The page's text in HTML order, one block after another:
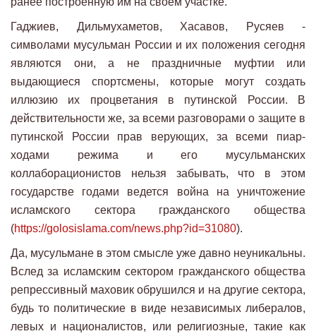
Гаджиев, Дильмухаметов, Хасавов, Русяев -
символами мусульман России и их положения сегодня
являются они, а не праздничные муфтии или
выдающиеся спортсмены, которые могут создать
иллюзию их процветания в путинской России. В
действительности же, за всеми разговорами о защите в
путинской России прав верующих, за всеми пиар-
ходами режима и его мусульманских
коллаборационистов нельзя забывать, что в этом
государстве годами ведется война на уничтожение
исламского сектора гражданского общества
(https://golosislama.com/news.php?id=31080).
Да, мусульмане в этом смысле уже давно неуникальны.
Вслед за исламским сектором гражданского общества
репрессивный маховик обрушился и на другие сектора,
будь то политические в виде независимых либералов,
левых и националистов, или религиозные, такие как